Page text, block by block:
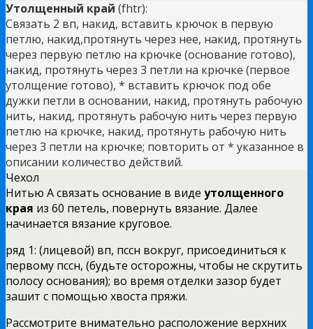
Утолщенный край (fhtr):
Связать 2 вп, накид, вставить крючок в первую
петлю, накид,протянуть через нее, накид, протянуть
через первую петлю на крючке (основание готово),
накид, протянуть через 3 петли на крючке (первое
утолщение готово), * вставить крючок под обе
дужки петли в основании, накид, протянуть рабочую
нить, накид, протянуть рабочую нить через первую
петлю на крючке, накид, протянуть рабочую нить
через 3 петли на крючке; повторить от * указанное в
описании количество действий.
Чехол
Нитью А связать основание в виде утолщенного
края из 60 петель, повернуть вязание. Далее
начинается вязание круговое.
ряд 1: (лицевой) вп, пссн вокруг, присоединиться к
первому пссн, (будьте осторожны, чтобы не скрутить
полосу основания); во время отделки зазор будет
зашит с помощью хвоста пряжи.
Рассмотрите внимательно расположение верхних